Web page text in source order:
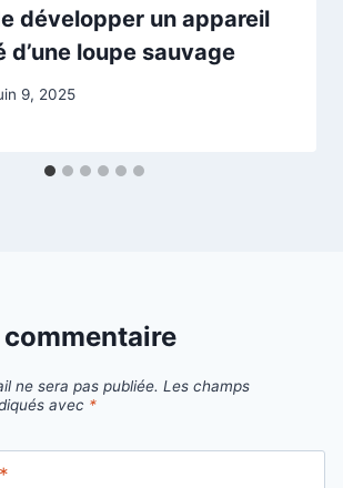
développer un appareil
d’une loupe sauvage
9, 2025
ne sera pas publiée. Les champs
avec *
*